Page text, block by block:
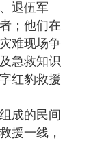
退伍军
；他们在
难现场争
急救知识
红豹救援
成的民间
援一线，